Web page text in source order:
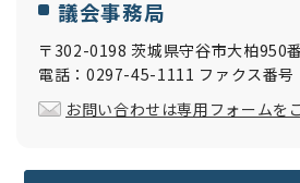
議会事務局
〒302-0198 茨城県守谷市大柏950
電話：0297-45-1111 ファクス番
お問い合わせは専用フォームを